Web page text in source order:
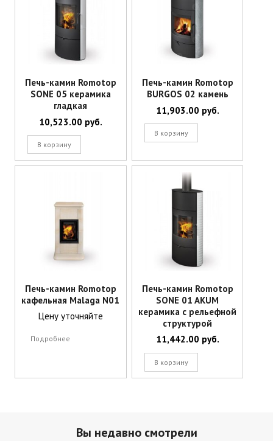
Ваша оценка*
Ваш отзыв*
Email *
Сохранить моё имя, email и адрес сайта в этом браузере для
последующих моих комментариев.
Печь-камин Romotop
SONE 05 керамика
гладкая
10,523.00 руб.
В корзину
Печь-камин Romotop
BURGOS 02 камень
11,903.00 руб.
В корзину
Печь-камин Romotop
кафельная Malaga N01
Цену уточняйте
Подробнее
Печь-камин Romotop
SONE 01 AKUM
керамика с рельефной
структурой
11,442.00 руб.
В корзину
Вы недавно смотрели